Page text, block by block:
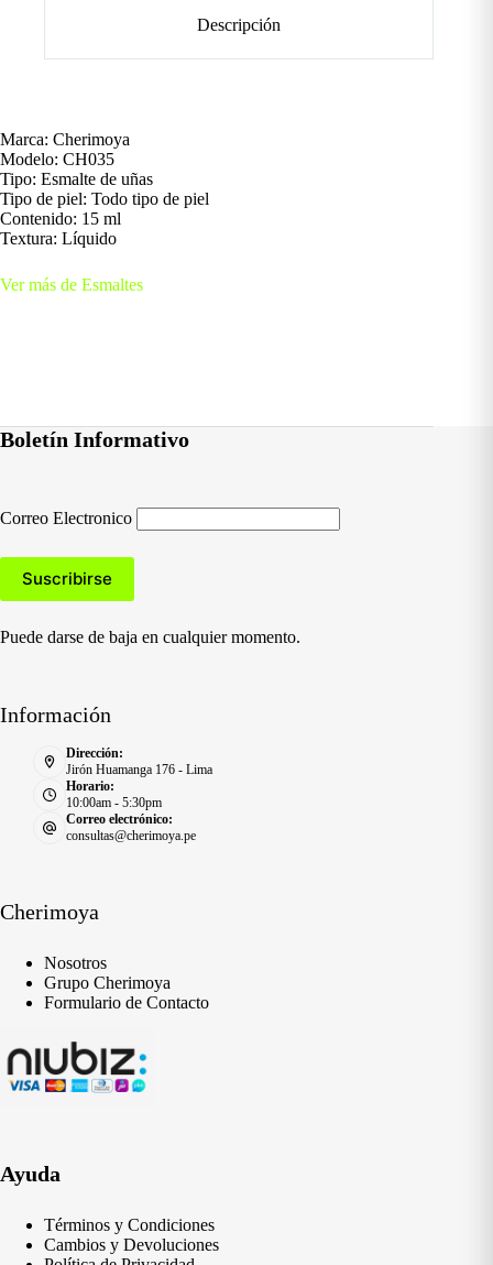
Descripción
Marca: Cherimoya
Modelo: CH035
Tipo: Esmalte de uñas
Tipo de piel: Todo tipo de piel
Contenido: 15 ml
Textura: Líquido
Ver más de Esmaltes
Boletín Informativo
Correo Electronico
Puede darse de baja en cualquier momento.
Información
Dirección:
Jirón Huamanga 176 - Lima
Horario:
10:00am - 5:30pm
Correo electrónico:
consultas@cherimoya.pe
Cherimoya
Nosotros
Grupo Cherimoya
Formulario de Contacto
Ayuda
Términos y Condiciones
Cambios y Devoluciones